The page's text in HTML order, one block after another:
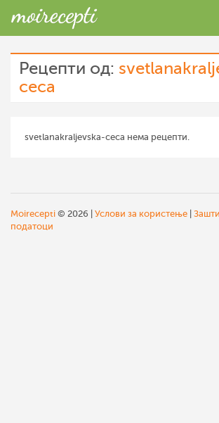
Рецепти од:
ceca
svetlanakraljevska-ceca нема рецепти.
Moirecepti © 2026 | Услови за користење
податоци